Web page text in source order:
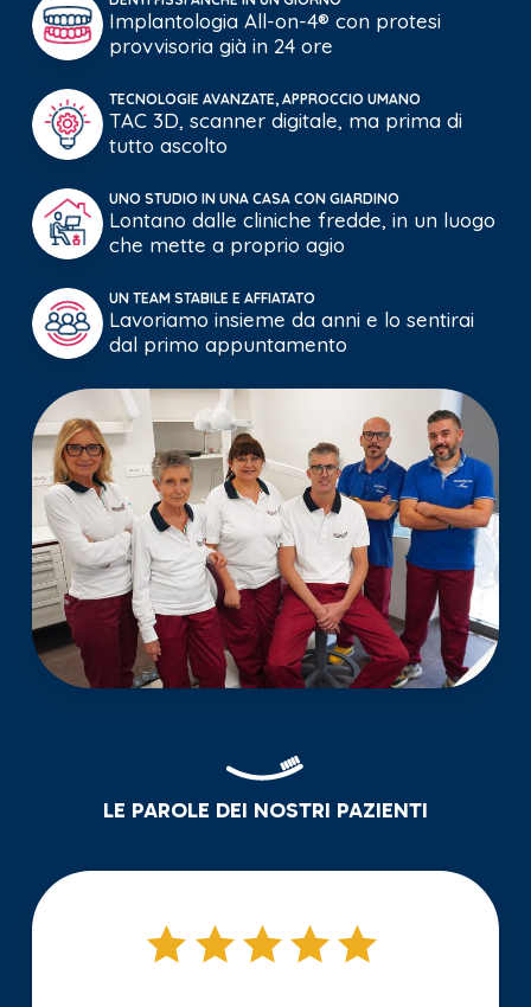
Implantologia All-on-4® con protesi
provvisoria già in 24 ore
TECNOLOGIE AVANZATE, APPROCCIO UMANO
TAC 3D, scanner digitale, ma prima di
tutto ascolto
UNO STUDIO IN UNA CASA CON GIARDINO
Lontano dalle cliniche fredde, in un luogo
che mette a proprio agio
UN TEAM STABILE E AFFIATATO
Lavoriamo insieme da anni e lo sentirai
dal primo appuntamento
LE PAROLE DEI NOSTRI PAZIENTI